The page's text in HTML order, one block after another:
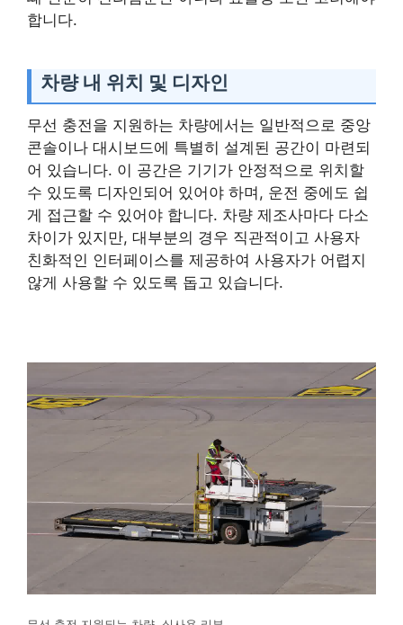
합니다.
차량 내 위치 및 디자인
무선 충전을 지원하는 차량에서는 일반적으로 중앙
콘솔이나 대시보드에 특별히 설계된 공간이 마련되
어 있습니다. 이 공간은 기기가 안정적으로 위치할
수 있도록 디자인되어 있어야 하며, 운전 중에도 쉽
게 접근할 수 있어야 합니다. 차량 제조사마다 다소
차이가 있지만, 대부분의 경우 직관적이고 사용자
친화적인 인터페이스를 제공하여 사용자가 어렵지
않게 사용할 수 있도록 돕고 있습니다.